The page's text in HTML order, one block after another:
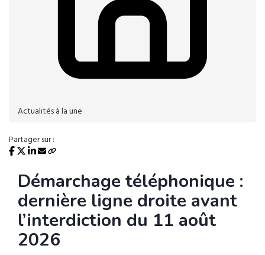
Actualités à la une
Partager sur :
Démarchage téléphonique :
dernière ligne droite avant
l’interdiction du 11 août
2026